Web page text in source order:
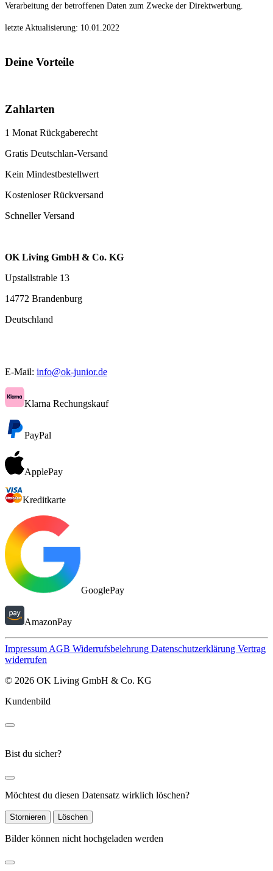
Verarbeitung der betroffenen Daten zum Zwecke der Direktwerbung.
letzte Aktualisierung: 10.01.2022
Deine Vorteile
Zahlarten
1 Monat Rückgaberecht
Gratis Deutschlan-Versand
Kein Mindestbestellwert
Kostenloser Rückversand
Schneller Versand
OK Living GmbH & Co. KG
Upstallstrable 13
14772 Brandenburg
Deutschland
E-Mail: info@ok-junior.de
Klarna Rechungskauf
PayPal
ApplePay
Kreditkarte
GooglePay
AmazonPay
Impressum AGB Widerrufsbelehrung Datenschutzerklärung Vertrag
widerrufen
© 2026 OK Living GmbH & Co. KG
Kundenbild
Bist du sicher?
Möchtest du diesen Datensatz wirklich löschen?
Stornieren Löschen
Bilder können nicht hochgeladen werden